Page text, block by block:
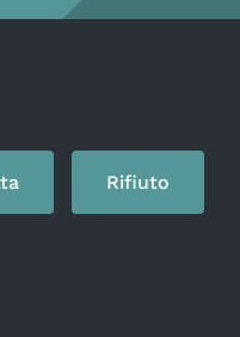
Città di Napoli 2026
Rifiuto